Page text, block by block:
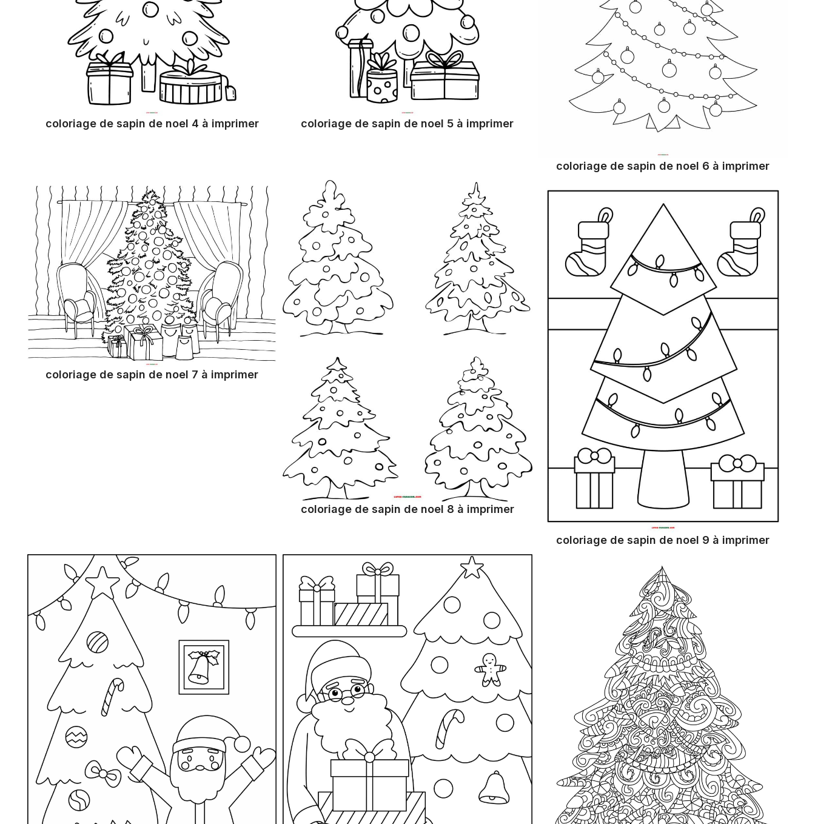
coloriage de sapin de noel 4 à imprimer coloriage de sapin de noel 5 à imprimer
coloriage de sapin de noel 6 à imprimer
coloriage de sapin de noel 7 à imprimer
coloriage de sapin de noel 8 à imprimer
coloriage de sapin de noel 9 à imprimer